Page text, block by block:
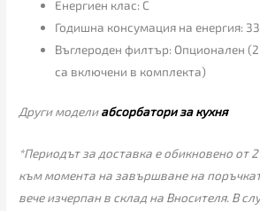
Енергиен клас: C
Годишна консумация на енергия:
Въглероден филтър: Опционален
са включени в комплекта)
Други моделиабсорбатори за кухня
*Периодът за доставка е обикновено от
към момента на завършване на
вече изчерпан в склад на Вносителя. В